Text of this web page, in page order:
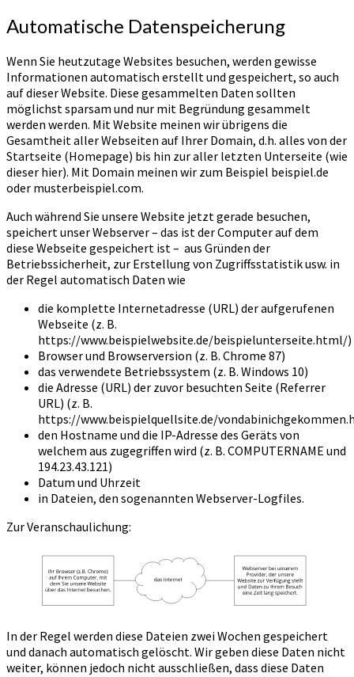
Automatische Datenspeicherung
Wenn Sie heutzutage Websites besuchen, werden gewisse
Informationen automatisch erstellt und gespeichert, so auch
auf dieser Website. Diese gesammelten Daten sollten
möglichst sparsam und nur mit Begründung gesammelt
werden werden. Mit Website meinen wir übrigens die
Gesamtheit aller Webseiten auf Ihrer Domain, d.h. alles von der
Startseite (Homepage) bis hin zur aller letzten Unterseite (wie
dieser hier). Mit Domain meinen wir zum Beispiel beispiel.de
oder musterbeispiel.com.
Auch während Sie unsere Website jetzt gerade besuchen,
speichert unser Webserver – das ist der Computer auf dem
diese Webseite gespeichert ist – aus Gründen der
Betriebssicherheit, zur Erstellung von Zugriffsstatistik usw. in
der Regel automatisch Daten wie
die komplette Internetadresse (URL) der aufgerufenen
Webseite (z. B.
https://www.beispielwebsite.de/beispielunterseite.html/)
Browser und Browserversion (z. B. Chrome 87)
das verwendete Betriebssystem (z. B. Windows 10)
die Adresse (URL) der zuvor besuchten Seite (Referrer
URL) (z. B.
https://www.beispielquellsite.de/
den Hostname und die IP-Adresse des Geräts von
welchem aus zugegriffen wird (z. B. COMPUTERNAME und
194.23.43.121)
Datum und Uhrzeit
in Dateien, den sogenannten Webserver-Logfiles.
Zur Veranschaulichung:
In der Regel werden diese Dateien zwei Wochen gespeichert
und danach automatisch gelöscht. Wir geben diese Daten nicht
weiter, können jedoch nicht ausschließen, dass diese Daten